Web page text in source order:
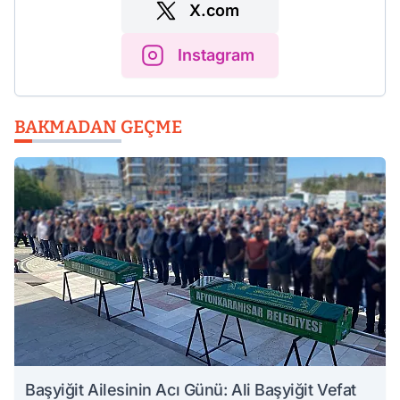
X.com
Instagram
BAKMADAN GEÇME
Başyiğit Ailesinin Acı Günü: Ali Başyiğit Vefat